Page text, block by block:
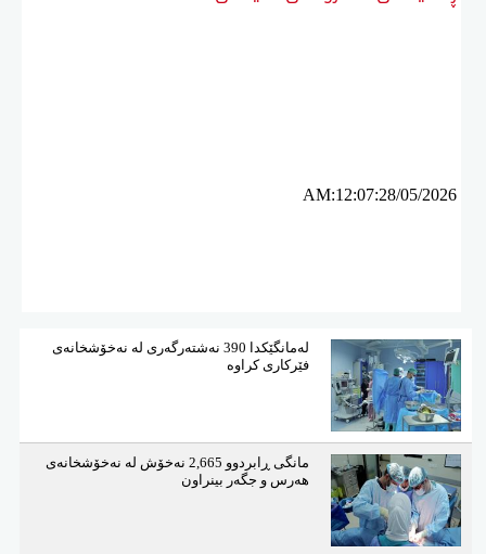
AM:12:07:28/05/2026
لەمانگێكدا 390 نەشتەرگەری لە نەخۆشخانەی
فێركاری كراوە
مانگی ڕابردوو 2,665 نەخۆش لە نەخۆشخانەی
هەرس و جگەر بینراون